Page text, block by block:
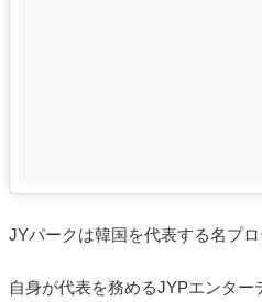
JYパークは韓国を代表する名プロ
自身が代表を務めるJYPエンタ